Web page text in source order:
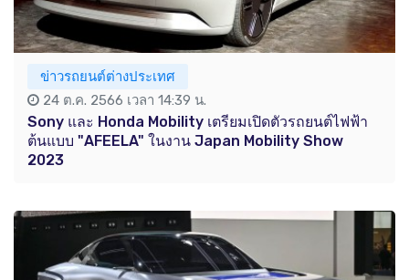
ข่าวรถยนต์ต่างประเทศ
24 ต.ค. 2566 เวลา 14:39 น.
Sony และ Honda Mobility เตรียมเปิดตัวรถยนต์ไฟฟ้า
ต้นแบบ "AFEELA" ในงาน Japan Mobility Show
2023